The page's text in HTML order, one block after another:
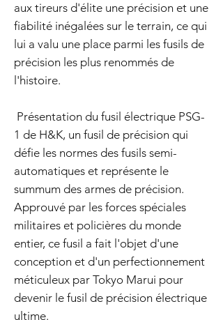
aux tireurs d'élite une précision et une
fiabilité inégalées sur le terrain, ce qui
lui a valu une place parmi les fusils de
précision les plus renommés de
l'histoire.
Présentation du fusil électrique PSG-
1 de H&K, un fusil de précision qui
défie les normes des fusils semi-
automatiques et représente le
summum des armes de précision.
Approuvé par les forces spéciales
militaires et policières du monde
entier, ce fusil a fait l'objet d'une
conception et d'un perfectionnement
méticuleux par Tokyo Marui pour
devenir le fusil de précision électrique
ultime.